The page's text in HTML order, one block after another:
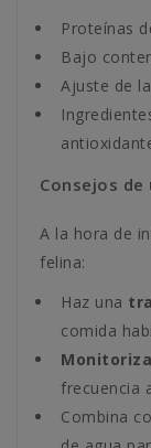
Proteínas
Bajo
Ajuste de
Consejos
A la hora de
felina:
Haz una
comida
frecuencia
Combina